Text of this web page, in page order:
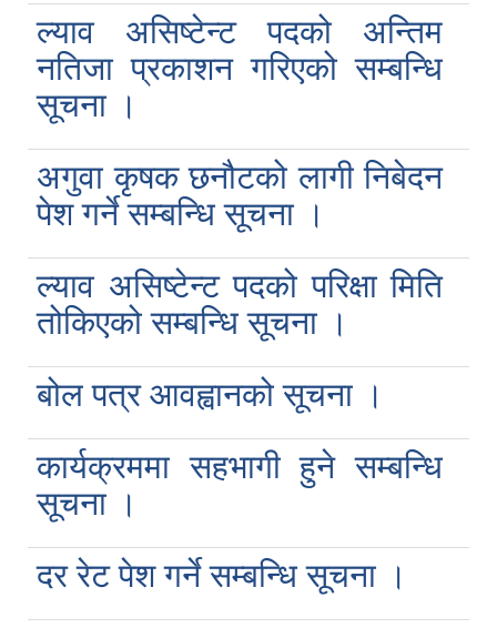
ल्याव असिष्टेन्ट पदको अन्तिम
नतिजा प्रकाशन गरिएको सम्बन्धि
सूचना ।
अगुवा कृषक छनौटको लागी निबेदन
पेश गर्ने सम्बन्धि सूचना ।
ल्याव असिष्टेन्ट पदको परिक्षा मिति
तोकिएको सम्बन्धि सूचना ।
बोल पत्र आवह्वानको सूचना ।
कार्यक्रममा सहभागी हुने सम्बन्धि
सूचना ।
दर रेट पेश गर्ने सम्बन्धि सूचना ।